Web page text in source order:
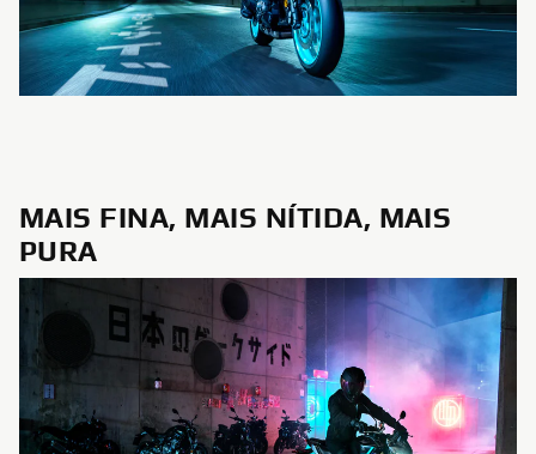
MAIS FINA, MAIS NÍTIDA, MAIS
PURA